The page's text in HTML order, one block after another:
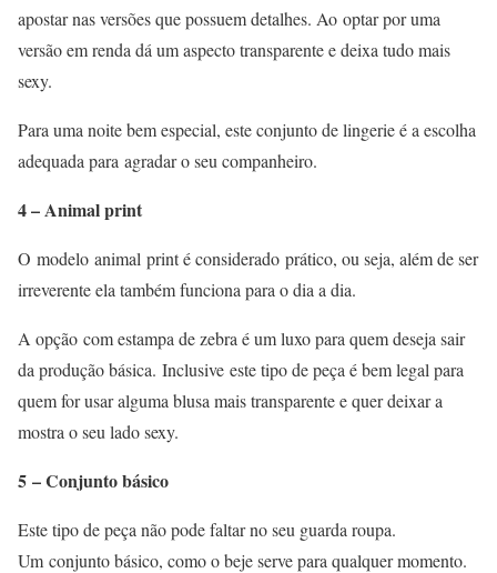
apostar nas versões que possuem detalhes. Ao optar por uma
versão em renda dá um aspecto transparente e deixa tudo mais
sexy.
Para uma noite bem especial, este conjunto de lingerie é a escolha
adequada para agradar o seu companheiro.
4 – Animal print
O modelo animal print é considerado prático, ou seja, além de ser
irreverente ela também funciona para o dia a dia.
A opção com estampa de zebra é um luxo para quem deseja sair
da produção básica. Inclusive este tipo de peça é bem legal para
quem for usar alguma blusa mais transparente e quer deixar a
mostra o seu lado sexy.
5 – Conjunto básico
Este tipo de peça não pode faltar no seu guarda roupa.
Um conjunto básico, como o beje serve para qualquer momento.